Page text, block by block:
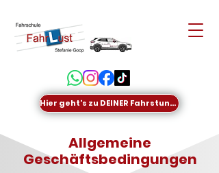
Hier geht's zu DEINER Fahrstunde
Allgemeine
Geschäftsbedingungen